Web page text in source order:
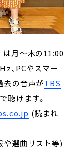
は月～木の11:00
、PCやスマー
去の音声がTBS
で聴けます。
(読まれ
や選曲リスト等)